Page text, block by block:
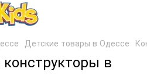
Детские товары в Одессе
в